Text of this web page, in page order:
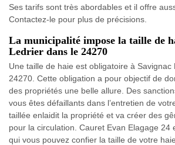
Ses tarifs sont très abordables et il offre
Contactez-le pour plus de précisions.
La municipalité impose la taille de
Ledrier dans le 24270
Une taille de haie est obligatoire à Savignac
24270. Cette obligation a pour objectif de
des propriétés une belle allure. Des
vous êtes défaillants dans l’entretien de
taillée enlaidit la propriété et va créer des
pour la circulation. Cauret Evan Elagage 24
qui vous pouvez confier la taille de votre